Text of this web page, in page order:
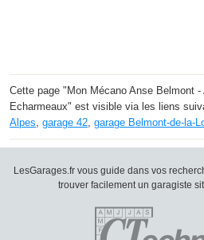
Cette page "Mon Mécano Anse Belmont
Echarmeaux" est visible via les liens
Alpes, garage 42, garage Belmont-de-la-
LesGarages.fr vous guide dans vos
trouver facilement un garagiste